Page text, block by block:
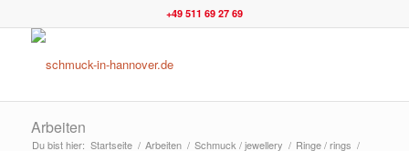
+49 511 69 27 69
Arbeiten
Du bist hier: Startseite / Arbeiten / Schmuck / jewellery / Ringe / rings /